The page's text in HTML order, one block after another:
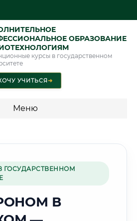
ОБРАЗОВАНИЕ
курсы в государственном
УЧИТЬСЯ➜
Меню
🌊
Г. ВОЛЖСКИЙ
ГОСУДАРСТВЕННОМ
В